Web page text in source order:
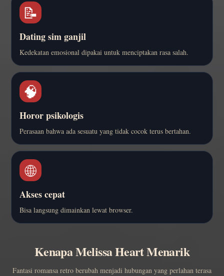
📝
Dating sim ganjil
Kedekatan emosional dipakai untuk menciptakan rasa salah.
🧠
Horor psikologis
Perasaan bahwa ada sesuatu yang tidak cocok terus bertahan.
🌐
Akses cepat
Bisa langsung dimainkan lewat browser.
Kenapa Melissa Heart Menarik
Fantasi romansa retro berubah menjadi hubungan yang perlahan terasa